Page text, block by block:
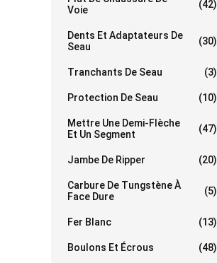
Voie
(42)
Dents Et Adaptateurs De
Seau
(30)
Tranchants De Seau (3)
Protection De Seau (10)
Mettre Une Demi-Flèche
Et Un Segment
(47)
Jambe De Ripper (20)
Carbure De Tungstène À
Face Dure
(5)
Fer Blanc (13)
Boulons Et Écrous (48)